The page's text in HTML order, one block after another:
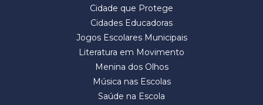
Cidade que Protege
Cidades Educadoras
Jogos Escolares Municipais
Literatura em Movimento
Menina dos Olhos
Música nas Escolas
Saúde na Escola